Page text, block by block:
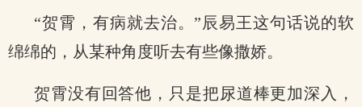
“贺霄，有病就去治。”辰易王这句话说的软
绵绵的，从某种角度听去有些像撒娇。
贺霄没有回答他，只是把尿道棒更加深入，